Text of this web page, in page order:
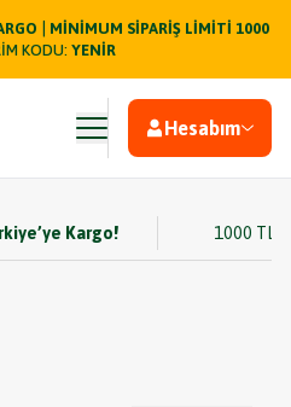
MİNİMUM SİPARİŞ LİMİTİ 1000
KODU: YENİR
Hesabım
Kargo! 1000 TL